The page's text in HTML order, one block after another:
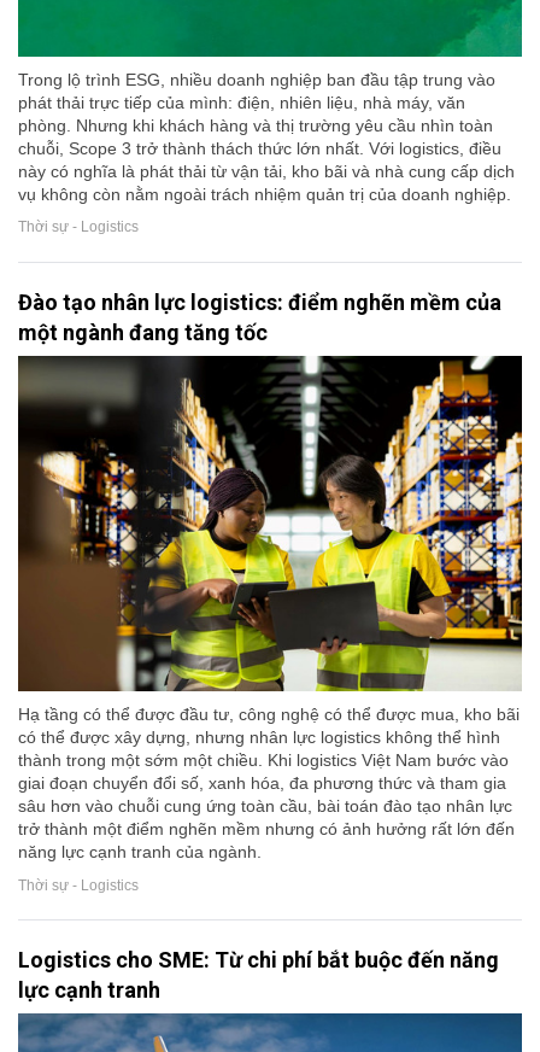
Trong lộ trình ESG, nhiều doanh nghiệp ban đầu tập trung vào
phát thải trực tiếp của mình: điện, nhiên liệu, nhà máy, văn
phòng. Nhưng khi khách hàng và thị trường yêu cầu nhìn toàn
chuỗi, Scope 3 trở thành thách thức lớn nhất. Với logistics, điều
này có nghĩa là phát thải từ vận tải, kho bãi và nhà cung cấp dịch
vụ không còn nằm ngoài trách nhiệm quản trị của doanh nghiệp.
Thời sự - Logistics
Đào tạo nhân lực logistics: điểm nghẽn mềm của
một ngành đang tăng tốc
Hạ tầng có thể được đầu tư, công nghệ có thể được mua, kho bãi
có thể được xây dựng, nhưng nhân lực logistics không thể hình
thành trong một sớm một chiều. Khi logistics Việt Nam bước vào
giai đoạn chuyển đổi số, xanh hóa, đa phương thức và tham gia
sâu hơn vào chuỗi cung ứng toàn cầu, bài toán đào tạo nhân lực
trở thành một điểm nghẽn mềm nhưng có ảnh hưởng rất lớn đến
năng lực cạnh tranh của ngành.
Thời sự - Logistics
Logistics cho SME: Từ chi phí bắt buộc đến năng
lực cạnh tranh